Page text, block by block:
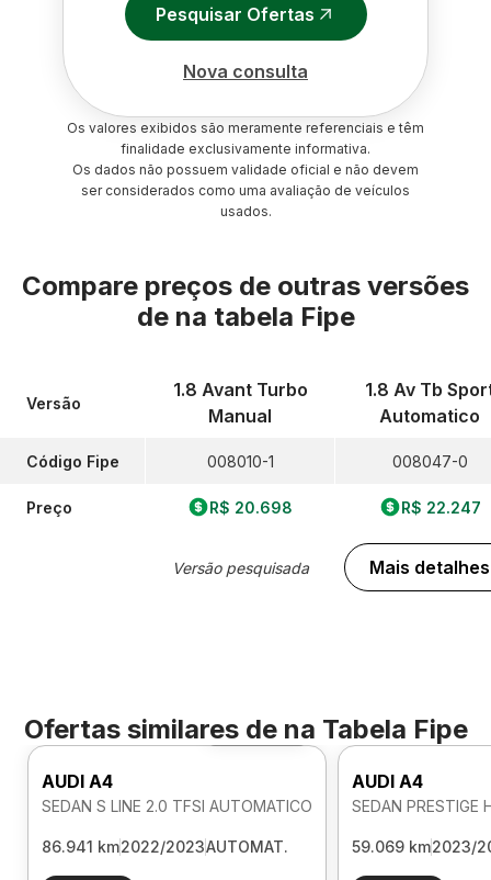
Pesquisar Ofertas
Nova consulta
Os valores exibidos são meramente referenciais e têm
finalidade exclusivamente informativa.
Os dados não possuem validade oficial e não devem
ser considerados como uma avaliação de veículos
usados.
Compare preços de outras versões
de na tabela Fipe
Versão
Código Fipe
Preço
1.8 Avant Turbo
Manual
008010-1
R$ 20.698
Versão pesquisada
1.8 Av Tb
Automatico
008047-0
R$ 22.247
Mais detalhes
Ofertas similares de na Tabela Fipe
Foto 360º
AUDI A4
SEDAN S LINE 2.0 TFSI AUTOMATICO
86.941 km2022/2023AUTOMAT.
AUDI A4
59.069 km2023/